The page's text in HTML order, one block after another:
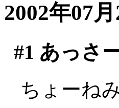
2002年07
#1 あっさ
ちょーね